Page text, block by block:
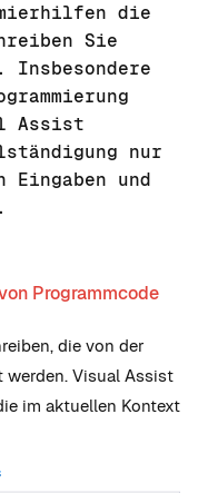
die
Sie
Insbesondere
Assist
nur
und
Programmcode
die von der
werden. Visual Assist
im aktuellen Kontext